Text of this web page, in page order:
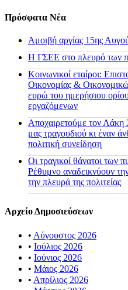
Πρόσφατα Νέα
Αμοιβή αργίας 15ης
H ΓΣΕΕ στο πλευρό των
Κοινωνικοί εταίροι:
Οικονομίας &
ευρώ του ημερήσιου
εργαζόμενων
Αποχαιρετούμε τον Λάκη
μας τραγουδιού κι έναν
πολιτική συνείδηση
Οι τραγικοί θάνατοι των
Ρέθυμνο αναδεικνύουν
την πλευρά της πολιτείας
Αρχείο Δημοσιεύσεων
• Αύγουστος 2026
• Ιούλιος 2026
• Ιούνιος 2026
• Μάιος 2026
• Απρίλιος 2026